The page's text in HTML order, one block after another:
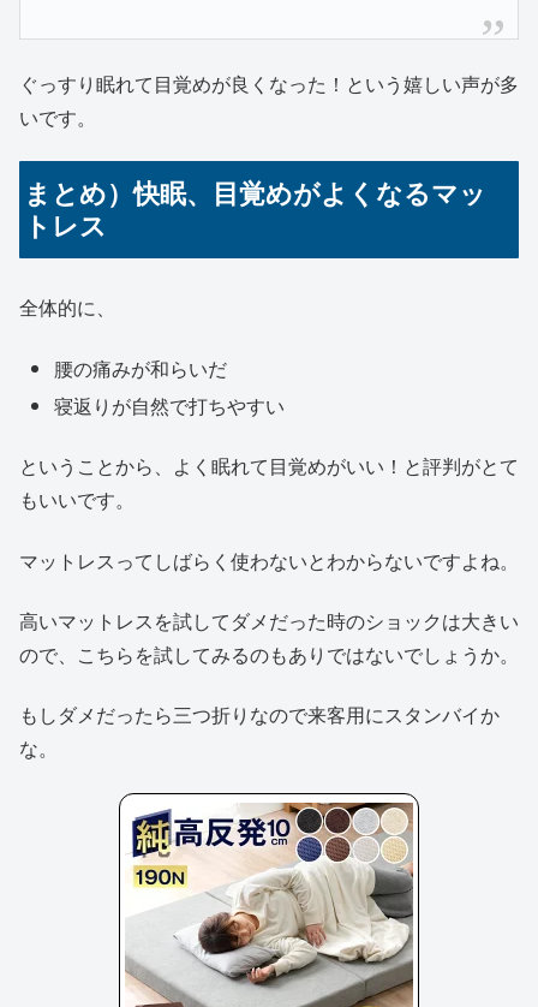
ぐっすり眠れて目覚めが良くなった！という嬉しい声が多
いです。
まとめ）快眠、目覚めがよくなるマッ
トレス
全体的に、
腰の痛みが和らいだ
寝返りが自然で打ちやすい
ということから、よく眠れて目覚めがいい！と評判がとて
もいいです。
マットレスってしばらく使わないとわからないですよね。
高いマットレスを試してダメだった時のショックは大きい
ので、こちらを試してみるのもありではないでしょうか。
もしダメだったら三つ折りなので来客用にスタンバイか
な。